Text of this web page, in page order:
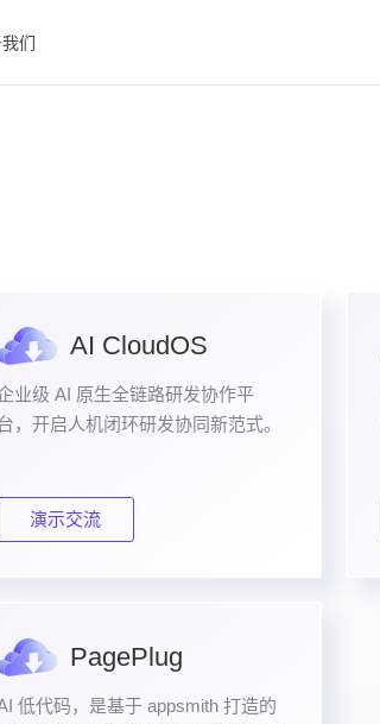
们
AI CloudOS
业级 AI 原生全链路研发协作平
，开启人机闭环研发协同新范式。
演示交流
PagePlug
低代码，是基于 appsmith 打造的